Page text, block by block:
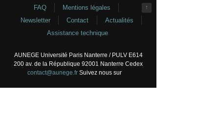
↑
FAQ
Mentions légales
Newsletter
Contact
Actualités
Assistance technique
AUNEGE Université Paris Nanterre / PULV E614
200 av. de la République 92001 Nanterre Cedex
contact@aunege.frSuivez nous sur